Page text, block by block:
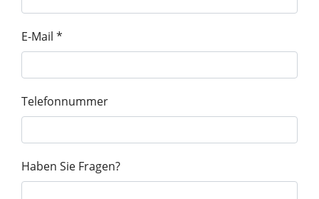
Unternehmen
Vortrag finden
E-Mail *
Telefonnummer
Haben Sie Fragen?